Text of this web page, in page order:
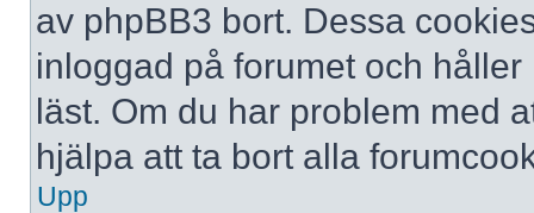
av phpBB3 bort. Dessa
inloggad på forumet och
läst. Om du har problem med
hjälpa att ta bort alla
Upp